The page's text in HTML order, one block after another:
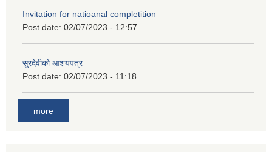
Invitation for natioanal completition
Post date: 02/07/2023 - 12:57
सुरदेवीको आशयपत्र
Post date: 02/07/2023 - 11:18
more